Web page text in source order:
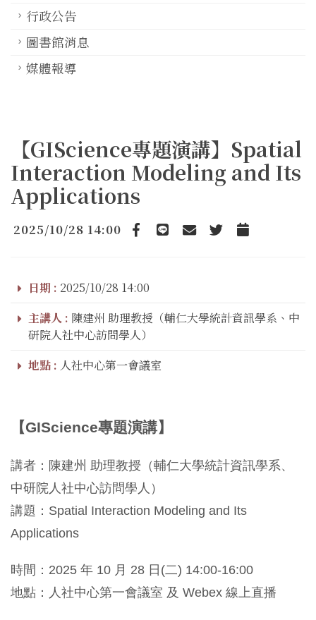
行政公告
圖書館消息
媒體報導
【GIScience專題演講】Spatial
Interaction Modeling and Its
Applications
2025/10/28 14:00
Facebook
line emailTwitterAdd to Calendar
日期 : 2025/10/28 14:00
主講人 : 陳建州 助理教授（輔仁大學統計資訊學系、中
研院人社中心訪問學人）
地點 : 人社中心第一會議室
【GIScience專題演講】
講者：陳建州 助理教授（輔仁大學統計資訊學系、
中研院人社中心訪問學人）
講題：Spatial Interaction Modeling and Its
Applications
時間：2025 年 10 月 28 日(二) 14:00-16:00
地點：人社中心第一會議室 及 Webex 線上直播